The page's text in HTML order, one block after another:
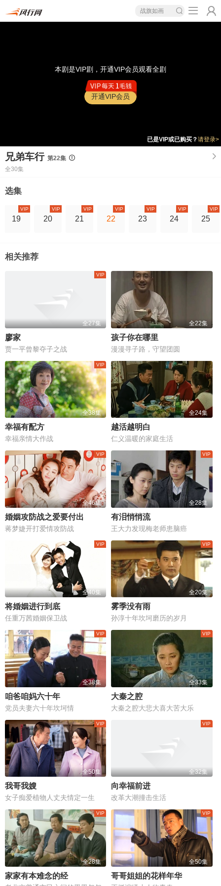
战旗如画
本剧是VIP剧，开通VIP会员观看全剧
开通VIP会员
已是VIP或已购买？请登录>
兄弟车行 第22集
全30集
选集
19
VIP
20
VIP
21
VIP
22
VIP
23
VIP
24
VIP
25
VIP
相关推荐
全27集
廖家
贾一平曾黎夺子之战
全22集
孩子你在哪里
漫漫寻子路，守望团圆
全38集
幸福有配方
幸福亲情大作战
全24集
越活越明白
仁义温暖的家庭生活
全46集
婚姻攻防战之爱要付出
蒋梦婕开打爱情攻防战
全28集
有泪悄悄流
王大力发现梅老师患脑癌
全40集
将婚姻进行到底
任重万茜婚姻保卫战
全20集
雾季没有雨
孙淳十年坎坷磨历的岁月
全38集
咱爸咱妈六十年
党员夫妻六十年坎坷情
全33集
大秦之腔
大秦之腔大悲大喜大苦大乐
全50集
我哥我嫂
女子痴爱植物人丈夫情定一生
全32集
向幸福前进
改革大潮撞击生活
全28集
家家有本难念的经
全50集
哥哥姐姐的花样年华